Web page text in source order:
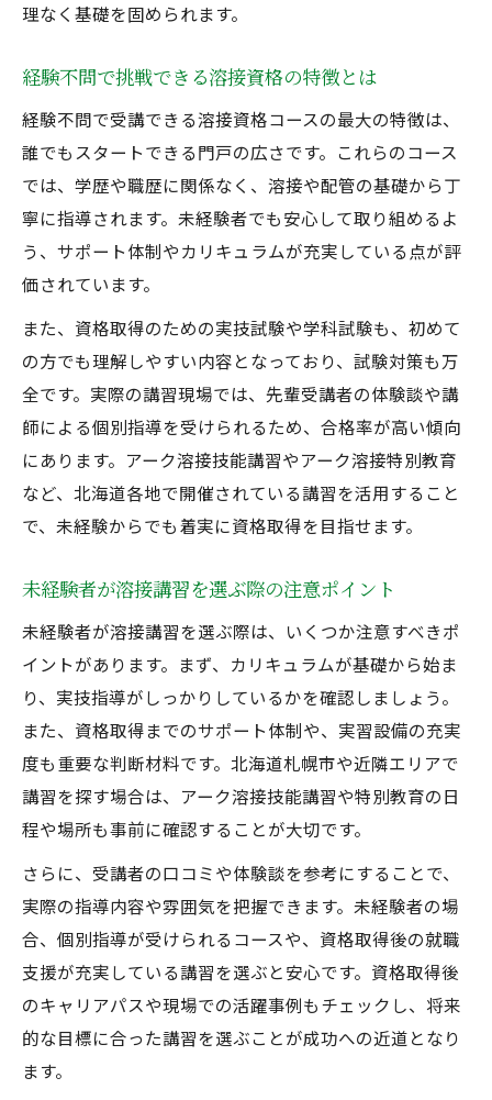
理なく基礎を固められます。
経験不問で挑戦できる溶接資格の特徴とは
経験不問で受講できる溶接資格コースの最大の特徴は、
誰でもスタートできる門戸の広さです。これらのコース
では、学歴や職歴に関係なく、溶接や配管の基礎から丁
寧に指導されます。未経験者でも安心して取り組めるよ
う、サポート体制やカリキュラムが充実している点が評
価されています。
また、資格取得のための実技試験や学科試験も、初めて
の方でも理解しやすい内容となっており、試験対策も万
全です。実際の講習現場では、先輩受講者の体験談や講
師による個別指導を受けられるため、合格率が高い傾向
にあります。アーク溶接技能講習やアーク溶接特別教育
など、北海道各地で開催されている講習を活用すること
で、未経験からでも着実に資格取得を目指せます。
未経験者が溶接講習を選ぶ際の注意ポイント
未経験者が溶接講習を選ぶ際は、いくつか注意すべきポ
イントがあります。まず、カリキュラムが基礎から始ま
り、実技指導がしっかりしているかを確認しましょう。
また、資格取得までのサポート体制や、実習設備の充実
度も重要な判断材料です。北海道札幌市や近隣エリアで
講習を探す場合は、アーク溶接技能講習や特別教育の日
程や場所も事前に確認することが大切です。
さらに、受講者の口コミや体験談を参考にすることで、
実際の指導内容や雰囲気を把握できます。未経験者の場
合、個別指導が受けられるコースや、資格取得後の就職
支援が充実している講習を選ぶと安心です。資格取得後
のキャリアパスや現場での活躍事例もチェックし、将来
的な目標に合った講習を選ぶことが成功への近道となり
ます。